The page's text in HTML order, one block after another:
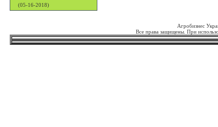
(05-16-2018)
Агробизнес
Все права защищены. При